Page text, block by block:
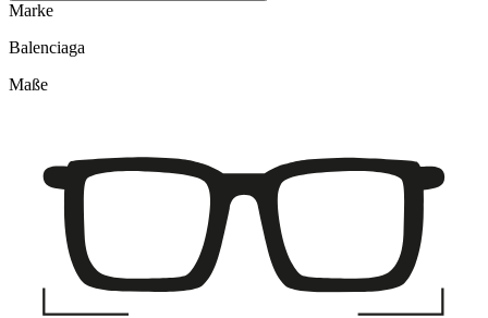
Marke
Balenciaga
Maße